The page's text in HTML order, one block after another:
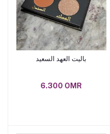
باليت العهد السعيد
6.300 OMR